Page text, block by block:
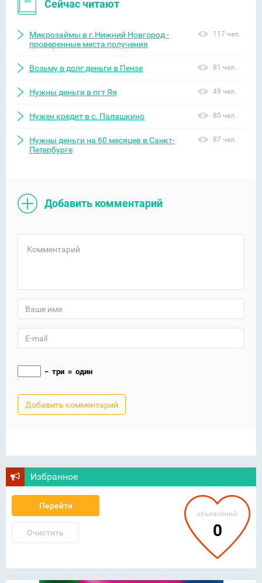
Сейчас читают
Микрозаймы в г.Нижний Новгород -
проверенные места получения
117 чел.
Возьму в долг деньги в Пензе 81 чел.
Нужны деньги в пгт Яя 49 чел.
Нужен кредит в с. Палашкино 80 чел.
Нужны деньги на 60 месяцев в Санкт-
Петербурге
87 чел.
Добавить комментарий
− три = один
Избранное
Перейти
Очистить
объявлений:
0